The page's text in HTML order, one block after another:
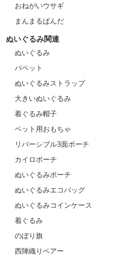
おねがいウサギ
まんまるぱんだ
ぬいぐるみ関連
ぬいぐるみ
パペット
ぬいぐるみストラップ
大きいぬいぐるみ
着ぐるみ帽子
ペット用おもちゃ
リバーシブル3面ポーチ
カイロポーチ
ぬいぐるみポーチ
ぬいぐるみエコバッグ
ぬいぐるみコインケース
着ぐるみ
のぼり旗
西陣織りベアー